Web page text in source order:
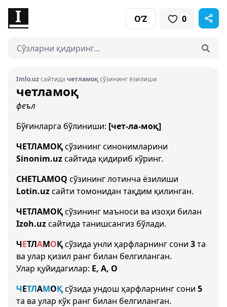
O‘Z 0
Imlo.uzсайтида четламоқсўзининг ёзилиши
четламоқ
феъл
Бўғинларга бўлиниши: [чет-ла-моқ]
ЧЕТЛАМОҚсўзининг синонимларини
Sinonim.uzсайтида қидириб кўринг.
CHETLAMOQ сўзининг лотинча ёзилиши
Lotin.uzсайти томонидан тақдим қилинган.
ЧЕТЛАМОҚсўзининг маъноси ва изоҳи билан
Izoh.uzсайтида танишсангиз бўлади.
ЧЕТЛАМОҚсўзида унли ҳарфларнинг сони 3та
ва улар қизил ранг билан белгиланган.
Улар қуйидагилар: Е, А, О
ЧЕТЛАМОҚсўзида ундош ҳарфларнинг сони 5
та ва улар кўк ранг билан белгиланган.